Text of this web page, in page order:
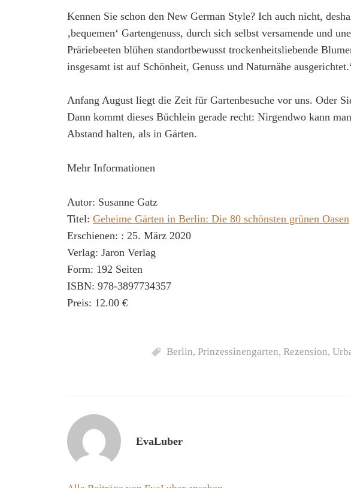
Kennen Sie schon den New German Style? Ich auch nicht,
‚bequemen‘ Gartengenuss, durch sich selbst versamende und
Präriebeeten blühen standortbewusst trockenheitsliebende
insgesamt ist auf Schönheit, Genuss und Naturnähe
Anfang August liegt die Zeit für Gartenbesuche vor uns. Oder
Dann kommt dieses Büchlein gerade recht: Nirgendwo kann
Abstand halten, als in Gärten.
Mehr Informationen
Autor: Susanne Gatz
Titel: Geheime Gärten in Berlin: Die 80 schönsten grünen Oasen
Erschienen: : 25. März 2020
Verlag: Jaron Verlag
Form: 192 Seiten
ISBN: 978-3897734357
Preis: 12.00 €
Berlin, Prinzessinengarten, Rezension,
EvaLuber